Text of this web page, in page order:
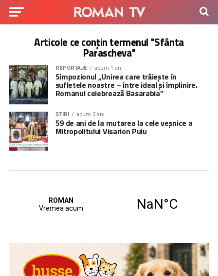
Articole ce conțin termenul "Sfânta
Parascheva"
REPORTAJE acum 1 an
Simpozionul „Unirea care trăiește în
sufletele noastre – între ideal și împlinire.
Romanul celebrează Basarabia”
ȘTIRI acum 3 ani
59 de ani de la mutarea la cele veșnice a
Mitropolitului Visarion Puiu